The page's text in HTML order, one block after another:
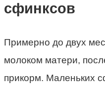
сфинксов
Примерно до двух
молоком матери,
прикорм. Маленьких